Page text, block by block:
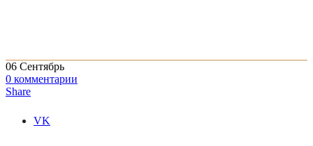
06 Сентябрь
0 комментарии
Share
VK